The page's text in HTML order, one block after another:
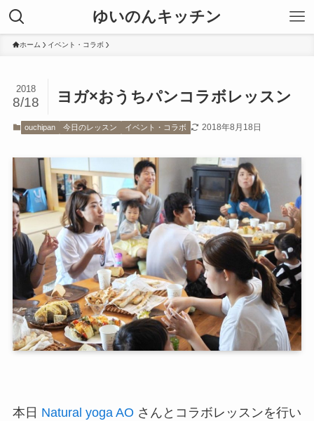
ゆいのんキッチン
ホーム イベント・コラボ
ヨガ×おうちパンコラボレッスン
2018
8/18
ouchipan 今日のレッスン イベント・コラボ 2018年8月18日
本日 Natural yoga AO さんとコラボレッスンを行い